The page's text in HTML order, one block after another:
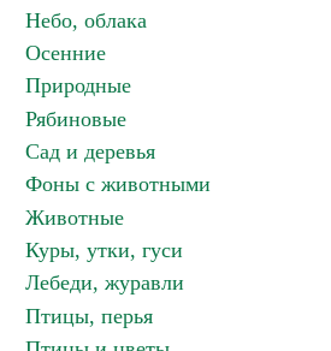
Небо, облака
Осенние
Природные
Рябиновые
Сад и деревья
Фоны с животными
Животные
Куры, утки, гуси
Лебеди, журавли
Птицы, перья